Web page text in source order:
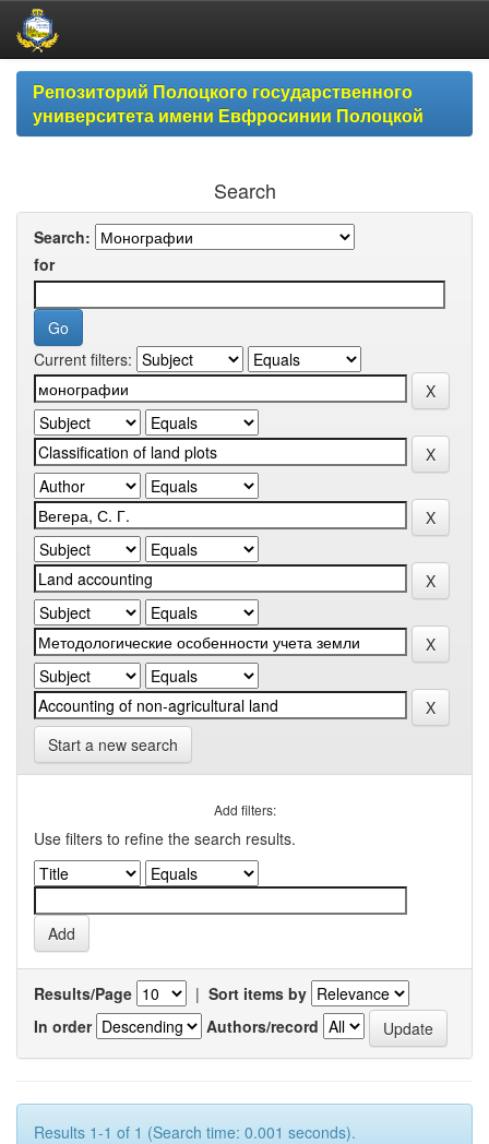
Skip
navigationРепозиторий Полоцкого государственного
университета имени Евфросинии Полоцкой
Search
Search:
for
Current filters:
Start a new search
Add filters:
Use filters to refine the search results.
Results/Page | Sort items by
In order
Authors/record
Results 1-1 of 1 (Search time: 0.001 seconds).